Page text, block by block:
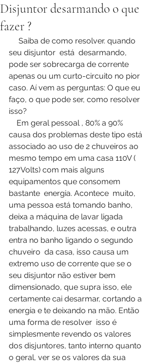
Disjuntor desarmando o que
fazer ?
seu disjuntor  está  desarmando,
pode ser sobrecarga de corrente
apenas ou um curto-circuito no pior
caso. Aí vem as perguntas: O que eu
faço, o que pode ser, como resolver
isso?
causa dos problemas deste tipo está
associado ao uso de 2 chuveiros ao
mesmo tempo em uma casa 110V (
127Volts) com mais alguns
equipamentos que consomem
bastante  energia. Acontece  muito,
uma pessoa está tomando banho,
deixa a máquina de lavar ligada
trabalhando, luzes acessas, e outra
entra no banho ligando o segundo
chuveiro  da casa, isso causa um
extremo uso de corrente que se o
seu disjuntor não estiver bem
dimensionado, que supra isso, ele
certamente cai desarmar, cortando a
energia e te deixando na mão. Então
uma forma de resolver  isso é
simplesmente revendo os valores
dos disjuntores, tanto interno quanto
o geral, ver se os valores da sua